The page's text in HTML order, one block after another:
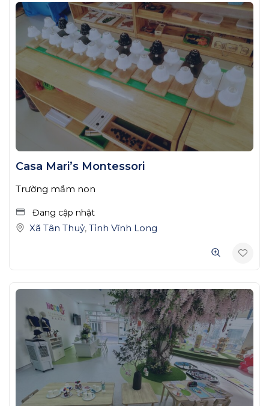
Casa Mari’s Montessori
Trường mầm non
Đang cập nhật
Xã Tân Thuỷ, Tỉnh Vĩnh Long